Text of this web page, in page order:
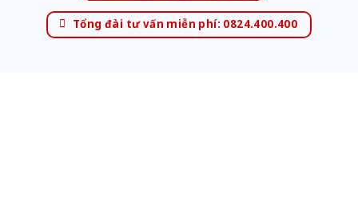
Tổng đài tư vấn miễn phí: 0824.400.400